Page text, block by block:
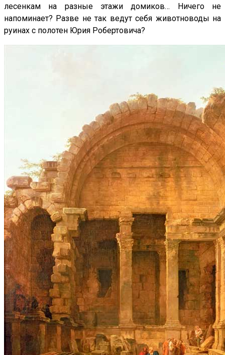
лесенкам на разные этажи домиков… Ничего не
напоминает? Разве не так ведут себя животноводы на
руинах с полотен Юрия Робертовича?